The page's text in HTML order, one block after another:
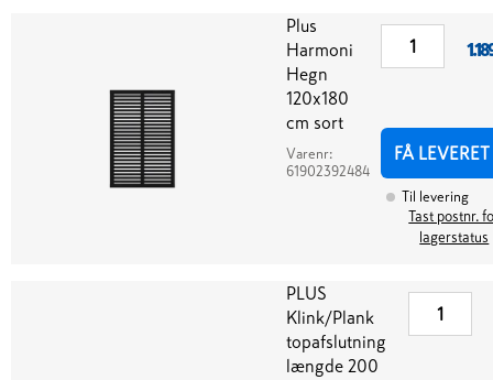
Plus
Harmoni
Hegn
120x180
cm sort
Varenr:
61902392484
FÅ LEVERET
Til levering
Tast postnr.
lagerstatus
PLUS
Klink/Plank
topafslutning
længde 200